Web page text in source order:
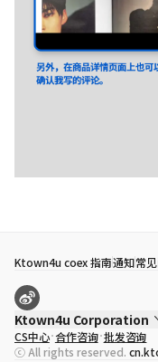
Ktown4u coex 指南通知常
Ktown4u Corporation
代表
宋効珉
CS中心 合作咨询 批发咨询
ⓒ All rights reserved.